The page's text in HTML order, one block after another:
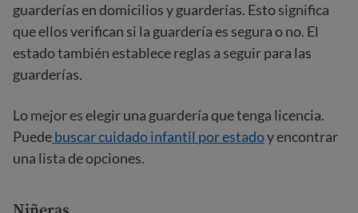
guarderías en domicilios y guarderías. Esto significa
que ellos verifican si la guardería es segura o no. El
estado también establece reglas a seguir para las
guarderías.
Lo mejor es elegir una guardería que tenga licencia.
Puedebuscar cuidado infantil por estadoy encontrar
una lista de opciones.